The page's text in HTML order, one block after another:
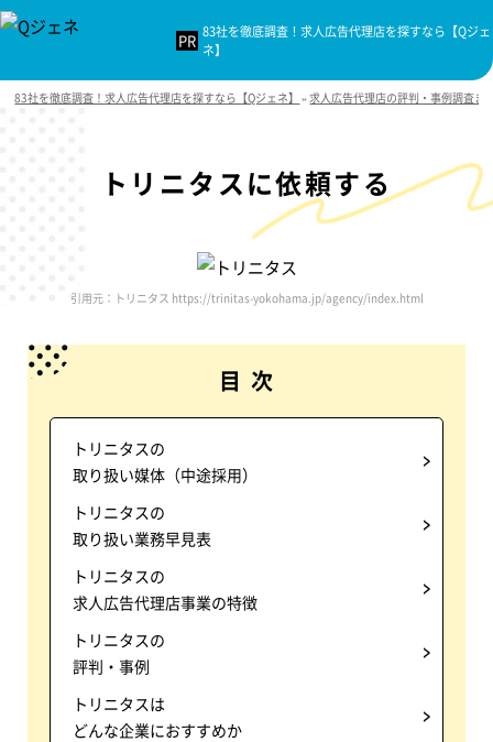
83社を徹底調査！求人広告代理店を探すなら【Qジェ
ネ】
83社を徹底調査！求人広告代理店を探すなら【Qジェネ】 »求人広告代理店の評判・事例調査ま
トリニタスに依頼する
引用元：トリニタス https://trinitas-yokohama.jp/agency/index.html
目 次
トリニタスの
取り扱い媒体（中途採用）
トリニタスの
取り扱い業務早見表
トリニタスの
求人広告代理店事業の特徴
トリニタスの
評判・事例
トリニタスは
どんな企業におすすめか